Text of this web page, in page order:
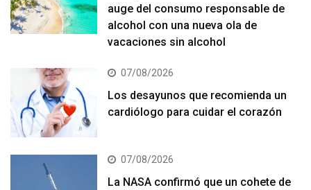
auge del consumo responsable de
alcohol con una nueva ola de
vacaciones sin alcohol
07/08/2026
Los desayunos que recomienda un
cardiólogo para cuidar el corazón
07/08/2026
La NASA confirmó que un cohete de